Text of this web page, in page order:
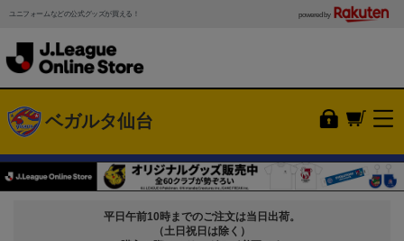
ユニフォームなどの公式グッズが買える！ powered by
ベガルタ仙台
平日午前10時までのご注文は当日出荷。
（土日祝日は除く）